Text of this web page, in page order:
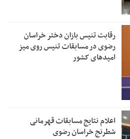
رقابت تنیس بازان دختر خراسان
رضوی در مسابقات تنیس روی میز
امیدهای کشور
اعلام نتایج مسابقات قهرمانی
شطرنج خراسان رضوی